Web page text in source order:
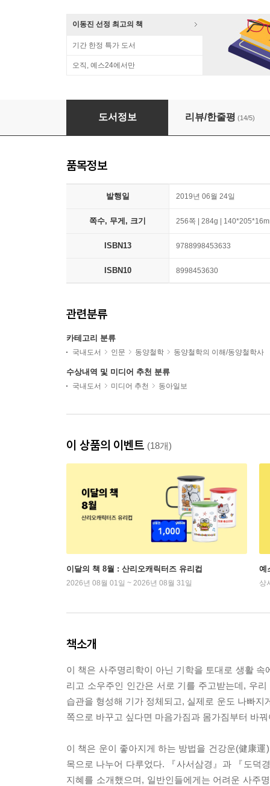
이동진 선정 최고의 책
기간 한정 특가 도서
오직, 예스24에서만
운이 풀리는 운명독법
도서정보 리뷰/한줄평 (14/5)
품목정보
발행일 2019년 06월 24일
쪽수, 무게, 크기 256쪽 | 284g |
ISBN13 9788998453633
ISBN10 8998453630
관련분류
카테고리 분류
국내도서 인문 동양철학 동양철학의 이해/동양철학사
수상내역 및 미디어 추천 분류
국내도서 미디어 추천 동아일보
이 상품의 이벤트 (18개)
이달의 책 8월 : 산리오캐릭터즈 유리컵
2026년 08월 01일 ~ 2026년 08월 31일
예
상
책소개
이 책은 사주명리학이 아닌 기학을 토대로 생활
리고 소우주인 인간은 서로 기를 주고받는데, 우
습관을 형성해 기가 정체되고, 실제로 운도 나빠지
쪽으로 바꾸고 싶다면 마음가짐과 몸가짐부터 바
이 책은 운이 좋아지게 하는 방법을 건강운(健康
목으로 나누어 다루었다. 『사서삼경』과 『도덕
지혜를 소개했으며, 일반인들에게는 어려운 사주